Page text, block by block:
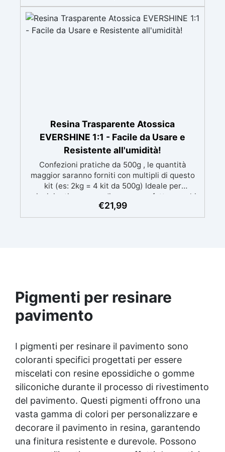
in 12-24h garantendo una superficie lucida e
brillante
Resina Trasparente Atossica
EVERSHINE 1:1 - Facile da Usare e
Resistente all'umidità!
Confezioni pratiche da 500g , le quantità
maggior saranno forniti con multipli di questo
kit (es: 2kg = 4 kit da 500g) Ideale per
principianti: a prova di errore, perfetta per chi
inizia. Sempre lucida: garantisce una finitura
brillante e uniforme in ogni condizione.
€21,99
Pigmenti per resinare
pavimento
I pigmenti per resinare il pavimento sono
coloranti specifici progettati per essere
miscelati con resine epossidiche o gomme
siliconiche durante il processo di rivestimento
del pavimento. Questi pigmenti offrono una
vasta gamma di colori per personalizzare e
decorare il pavimento in resina, garantendo
una finitura resistente e durevole. Possono